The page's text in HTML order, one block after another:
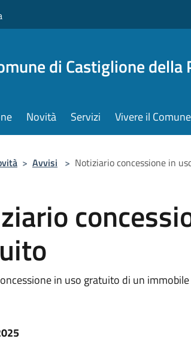
di Castiglione della
Novità Servizi Vivere il Comune
> Avvisi > Notiziario concessione in
in uso gratuito di un